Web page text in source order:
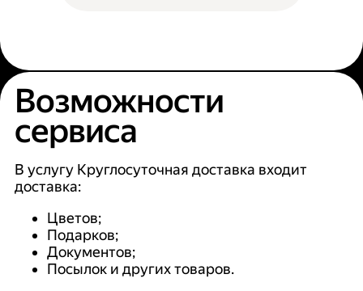
Возможности
сервиса
В услугу Круглосуточная доставка входит
доставка:
Цветов;
Подарков;
Документов;
Посылок и других товаров.